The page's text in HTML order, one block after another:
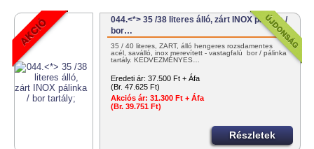
044.<*> 35 /38 literes álló, zárt INOX pálinka /
bor…
35 / 40 literes, ZÁRT, álló hengeres rozsdamentes
acél, saválló, inox merevített - vastagfalú bor / pálinka
tartály. KEDVEZMÉNYES…
Eredeti ár: 37.500 Ft + Áfa
(Br. 47.625 Ft)
Akciós ár: 31.300 Ft + Áfa
(Br. 39.751 Ft)
Részletek